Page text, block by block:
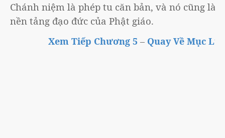
Chánh niệm là phép tu căn bản, và nó cũng là
nền tảng đạo đức của Phật giáo.
Xem Tiếp Chương 5 – Quay Về Mục Lục